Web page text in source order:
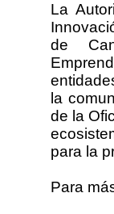
La
de
la
de la
para la
Para